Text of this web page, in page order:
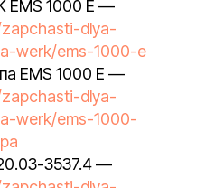
EMS 1000 E —
dlya-
werk/ems-1000-e
EMS 1000 E —
dlya-
werk/ems-1000-
3537.4 —